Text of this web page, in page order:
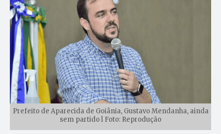
Prefeito de Aparecida de Goiânia, Gustavo Mendanha, ainda
sem partido l Foto: Reprodução